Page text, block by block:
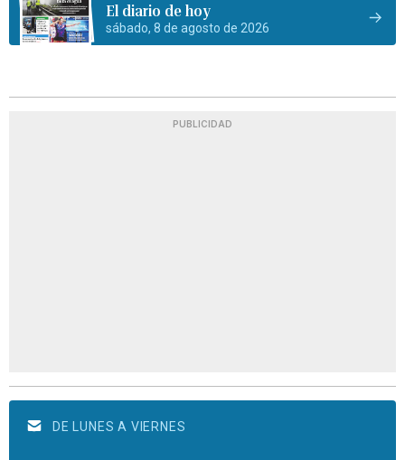
El diario de hoy
sábado, 8 de agosto de 2026
PUBLICIDAD
DE LUNES A VIERNES